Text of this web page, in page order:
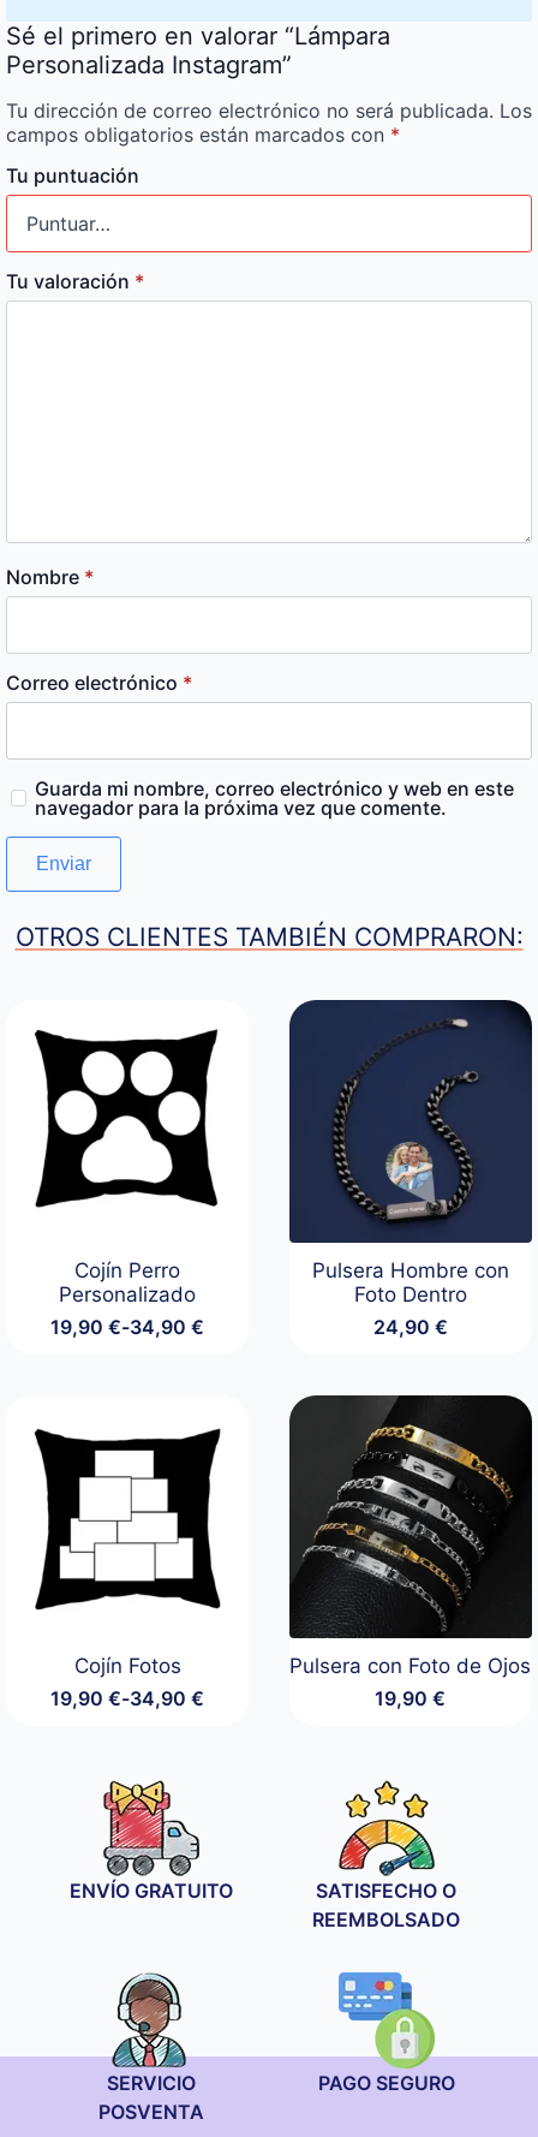
Sé el primero en valorar “Lámpara
Personalizada Instagram”
Tu dirección de correo electrónico no será publicada. Los
campos obligatorios están marcados con *
Tu puntuación
Tu valoración *
Nombre *
Correo electrónico *
Guarda mi nombre, correo electrónico y web en este
navegador para la próxima vez que comente.
OTROS CLIENTES TAMBIÉN COMPRARON:
Cojín Perro
Personalizado
19,90€-34,90€
Rango
19,90 €
hasta
34,90 €
Pulsera Hombre con
Foto Dentro
24,90 €
Cojín Fotos
19,90€-34,90€
Rango
desde
19,90 €
hasta
34,90 €
Pulsera con Foto de Ojos
19,90€
ENVÍO GRATUITO
SATISFECHO O
REEMBOLSADO
SERVICIO
POSVENTA
PAGO SEGURO